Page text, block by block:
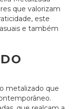
que valorizam
este
e também
metalizado que